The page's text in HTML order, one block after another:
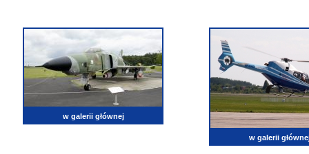
w galerii głównej
w galerii